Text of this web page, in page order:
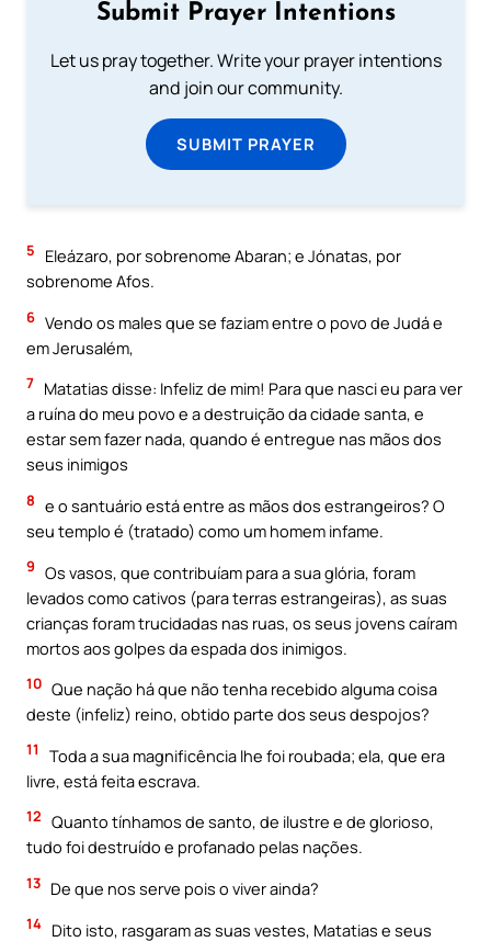
Submit Prayer Intentions
Let us pray together. Write your prayer intentions
and join our community.
SUBMIT PRAYER
5
Eleázaro, por sobrenome Abaran; e Jónatas, por
sobrenome Afos.
6 Vendo os males que se faziam entre o povo de Judá e
em Jerusalém,
7 Matatias disse: Infeliz de mim! Para que nasci eu para ver
a ruína do meu povo e a destruição da cidade santa, e
estar sem fazer nada, quando é entregue nas mãos dos
seus inimigos
8 e o santuário está entre as mãos dos estrangeiros? O
seu templo é (tratado) como um homem infame.
9 Os vasos, que contribuíam para a sua glória, foram
levados como cativos (para terras estrangeiras), as suas
crianças foram trucidadas nas ruas, os seus jovens caíram
mortos aos golpes da espada dos inimigos.
10 Que nação há que não tenha recebido alguma coisa
deste (infeliz) reino, obtido parte dos seus despojos?
11
Toda a sua magnificência lhe foi roubada; ela, que era
livre, está feita escrava.
12 Quanto tínhamos de santo, de ilustre e de glorioso,
tudo foi destruído e profanado pelas nações.
13 De que nos serve pois o viver ainda?
14 Dito isto, rasgaram as suas vestes, Matatias e seus